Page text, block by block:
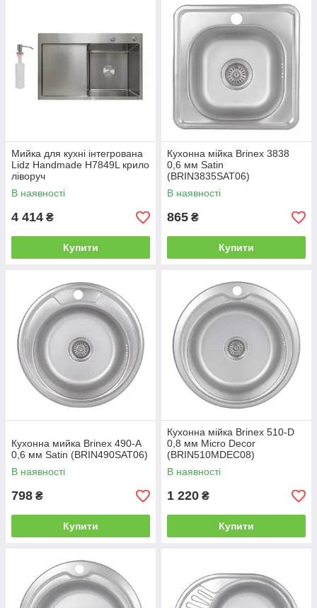
Мийка для кухні інтегрована
Lidz Handmade H7849L крило
ліворуч
(LDH7849BRUL45592)
Brushed Steel 3,0/1,0 мм
В наявності
4 414 ₴
Купити
Кухонна мійка Brinex 3838
0,6 мм Satin
(BRIN3835SAT06)
В наявності
865 ₴
Купити
Кухонна мийка Brinex 490-A
0,6 мм Satin (BRIN490SAT06)
В наявності
798 ₴
Купити
Кухонна мійка Brinex 510-D
0,8 мм Micro Decor
(BRIN510MDEC08)
В наявності
1 220 ₴
Купити